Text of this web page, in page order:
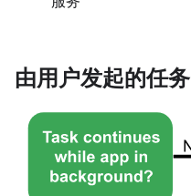
由用户发起的任务